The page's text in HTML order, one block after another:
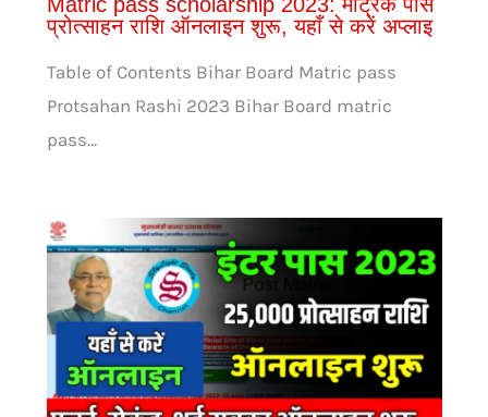
प्रोत्साहन राशि ऑनलाइन शुरू, यहाँ से करें अप्लाइ
Table of Contents Bihar Board Matric pass
Protsahan Rashi 2023 Bihar Board matric
pass…